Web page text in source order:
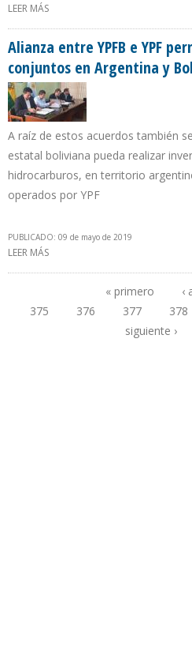
LEER MÁS
Alianza entre YPFB e YPF
conjuntos en Argentina y
A raíz de estos acuerdos también
estatal boliviana pueda realizar
hidrocarburos, en territorio
operados por YPF
PUBLICADO: 09 de mayo de 2019
LEER MÁS
Páginas
« primero ‹
375
376 377 378
siguiente ›